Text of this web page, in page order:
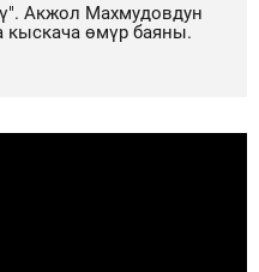
Акжол Махмудовдун
кыскача өмүр баяны.